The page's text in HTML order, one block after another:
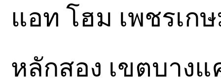
แอท โฮม เพชรเก
หลักสอง เขตบาง